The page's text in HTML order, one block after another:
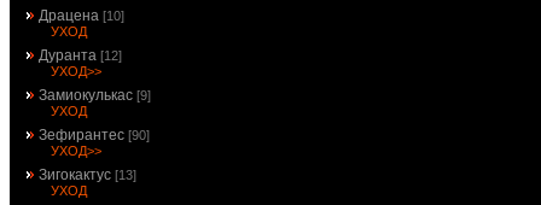
Драцена [10]
УХОД
Дуранта [12]
УХОД>>
Замиокулькас [9]
УХОД
Зефирантес [90]
УХОД>>
Зигокактус [13]
УХОД